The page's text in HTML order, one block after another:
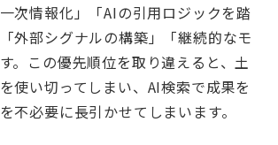
次情報化」「AIの引用ロジックを踏
外部シグナルの構築」「継続的なモ
。この優先順位を取り違えると、土
使い切ってしまい、AI検索で成果を
不必要に長引かせてしまいます。